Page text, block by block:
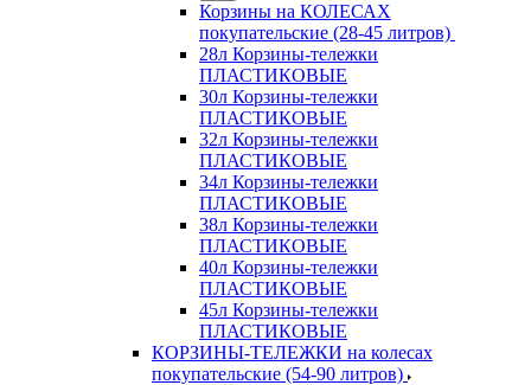
Корзины на КОЛЕСАХ
покупательские (28-45 литров)
28л Корзины-тележки
ПЛАСТИКОВЫЕ
30л Корзины-тележки
ПЛАСТИКОВЫЕ
32л Корзины-тележки
ПЛАСТИКОВЫЕ
34л Корзины-тележки
ПЛАСТИКОВЫЕ
38л Корзины-тележки
ПЛАСТИКОВЫЕ
40л Корзины-тележки
ПЛАСТИКОВЫЕ
45л Корзины-тележки
ПЛАСТИКОВЫЕ
КОРЗИНЫ-ТЕЛЕЖКИ на колесах
покупательские (54-90 литров)